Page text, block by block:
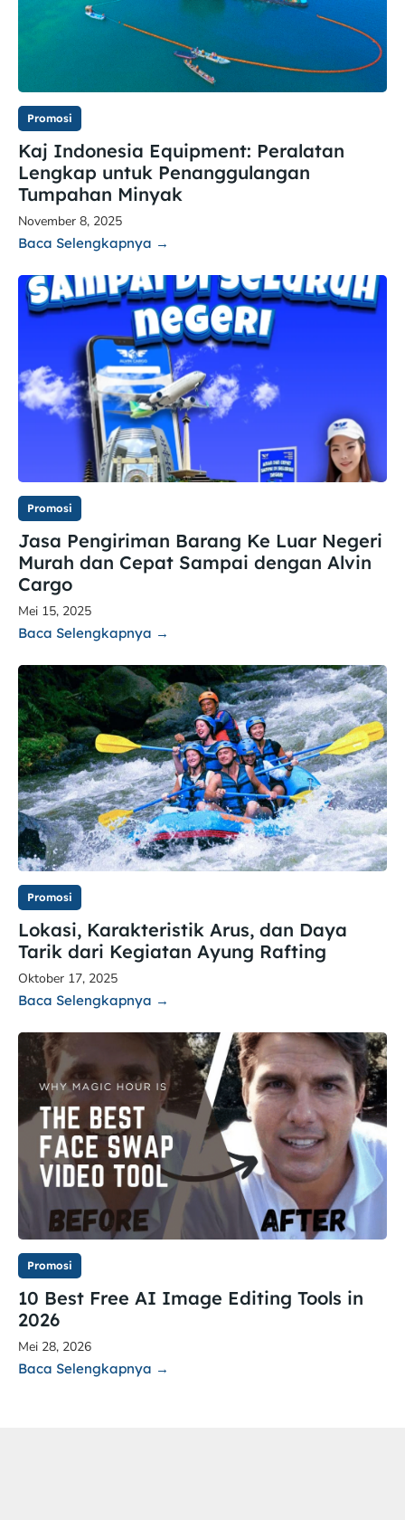
Promosi
Kaj Indonesia Equipment: Peralatan
Lengkap untuk Penanggulangan
Tumpahan Minyak
November 8, 2025
Baca Selengkapnya →
Promosi
Jasa Pengiriman Barang Ke Luar Negeri
Murah dan Cepat Sampai dengan Alvin
Cargo
Mei 15, 2025
Baca Selengkapnya →
Promosi
Lokasi, Karakteristik Arus, dan Daya
Tarik dari Kegiatan Ayung Rafting
Oktober 17, 2025
Baca Selengkapnya →
Promosi
10 Best Free AI Image Editing Tools in
2026
Mei 28, 2026
Baca Selengkapnya →